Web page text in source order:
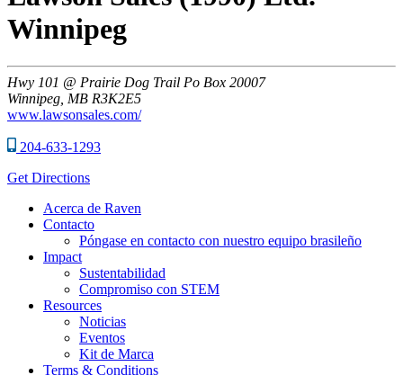
Winnipeg
Hwy 101 @ Prairie Dog Trail Po Box 20007
Winnipeg, MB R3K2E5
www.lawsonsales.com/
204-633-1293
Get Directions
Acerca de Raven
Contacto
Póngase en contacto con nuestro equipo brasileño
Impact
Sustentabilidad
Compromiso con STEM
Resources
Noticias
Eventos
Kit de Marca
Terms & Conditions